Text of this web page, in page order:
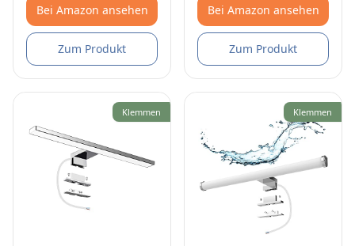
Bei Amazon ansehen
Zum Produkt
Bei Amazon ansehen
Zum Produkt
Klemmen Klemmen